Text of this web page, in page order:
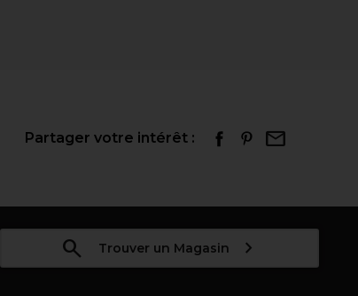
Partager votre intérêt :
Trouver un Magasin